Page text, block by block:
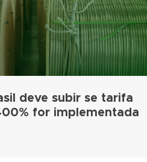
deve subir se tarifa
for implementada